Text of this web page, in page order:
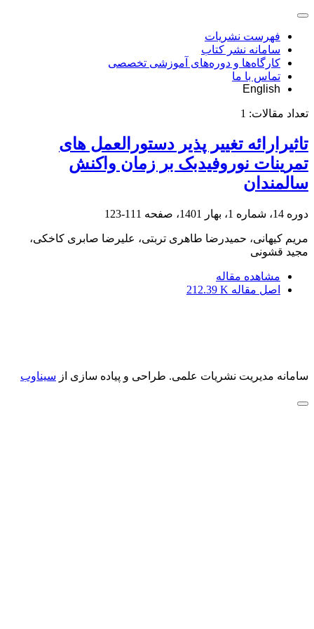
فهرست نشریات
سامانه نشر کتاب
کارگاه‌ها و دوره‌های آموزشی تخصصی
تماس با ما
English
تعداد مقالات: 1
تاثیرارائه تغییر پذیر دستورالعمل های
تمرینات نوروفیدبک بر زمان واکنش
سالمندان
دوره 14، شماره 1، بهار 1401، صفحه 111-123
مریم کیهانی، حمیدرضا طاهری تربتی، علیرضا صابری کاخکی،
مجید قشونی
مشاهده مقاله
اصل مقاله 212.39 K
سامانه مدیریت نشریات علمی. طراحی و پیاده سازی از سیناوب